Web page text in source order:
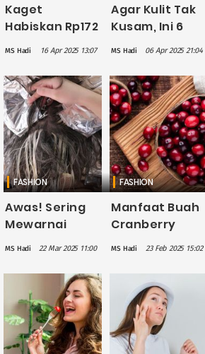
Kaget
Habiskan Rp172
Kecantikan,
Ria Ricis: Kok
Bisa Duit
Segitu
Terbang,
Ketiup Angin
MS Hadi 16 Apr 2025 13:07
Agar Kulit Tak
Kusam, Ini 6
Sebelum dan
Sesudah
Olahraga
MS Hadi 06 Apr 2025 21:04
FASHION
Awas! Sering
Mewarnai
Rambut Bisa
Kerusakan
Rambut dan
Masalah
Kesehatan
MS Hadi 22 Mar 2025 11:00
FASHION
Manfaat Buah
Cranberry
untuk Kulit
MS Hadi 23 Feb 2025 15:02